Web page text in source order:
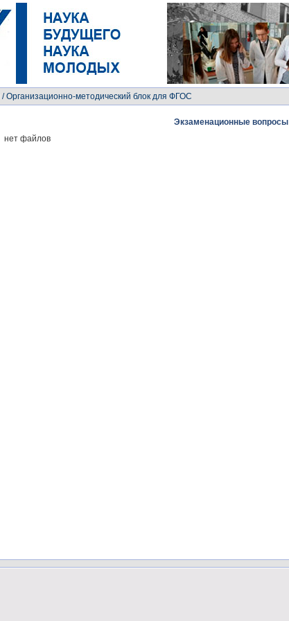
/ Организационно-методический блок для ФГОС
Экзаменационные вопросы
нет файлов